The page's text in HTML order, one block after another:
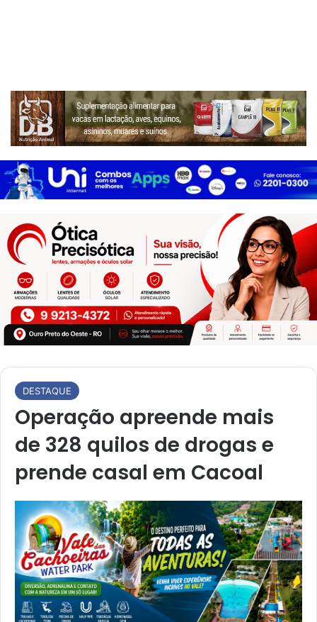
DESTAQUE
Operação apreende mais
de 328 quilos de drogas e
prende casal em Cacoal